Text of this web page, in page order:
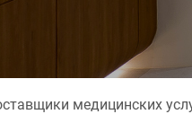
медицинских